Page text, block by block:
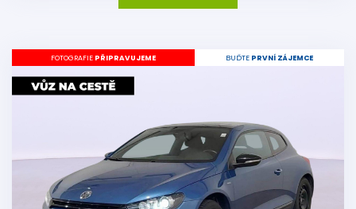
FOTOGRAFIE PŘIPRAVUJEME BUĎTE PRVNÍ ZÁJEMCE